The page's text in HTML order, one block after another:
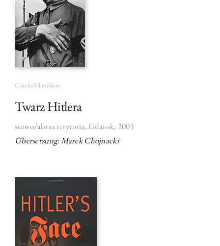
Claudia Schmölders
Twarz Hitlera
stowo/abraz terytoria, Gdansk, 2005
Übersetzung: Marek Chojnacki